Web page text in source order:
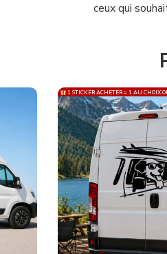
ceux qui
1 STICKER ACHETER = 1 AU CHOIX